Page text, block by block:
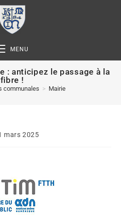
MENU
: anticipez le passage à la
fibre !
communales > Mairie
mars 2025